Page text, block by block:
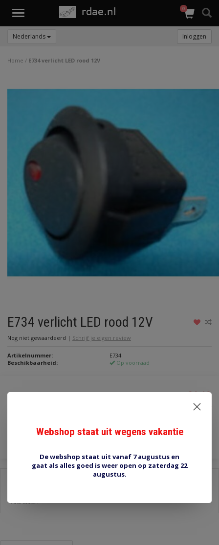
Toggle
0
Nederlands Inloggen
Home / E734 verlicht LED rood 12V
E734 verlicht LED rood 12V
Nog niet gewaardeerd | Schrijf je eigen review
Artikelnummer:
E734
Beschikbaarheid:
Op voorraad
€4,40
Incl. btw
-Afdrukken
Webshop staat uit wegens vakantie
De webshop staat uit vanaf 7 augustus en
gaat als alles goed is weer open op zaterdag 22
augustus.